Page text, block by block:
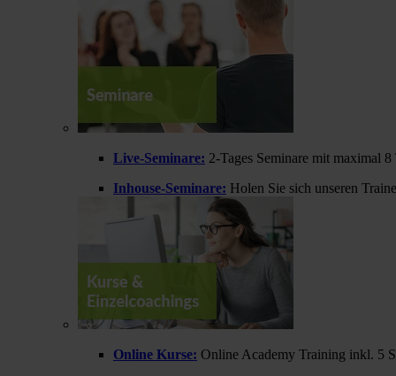
Live-Seminare: 2-Tages Seminare mit maximal
Inhouse-Seminare: Holen Sie sich unseren
Online Kurse: Online Academy Training inkl. 5